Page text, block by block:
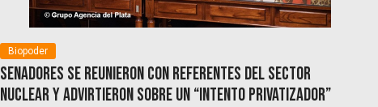
Biopoder
Senadores se reunieron con referentes del sector
nuclear y advirtieron sobre un “intento privatizador”